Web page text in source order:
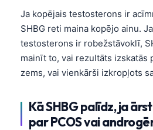
Ja kopējais testosterons ir
SHBG reti maina kopējo ainu.
testosterons ir robežstāvoklī,
mainīt to, vai rezultāts izskatās
zems, vai vienkārši izkropļots
Kā SHBG palīdz, ja
par PCOS vai
العربية
עִבְרִית
Italiano
Português